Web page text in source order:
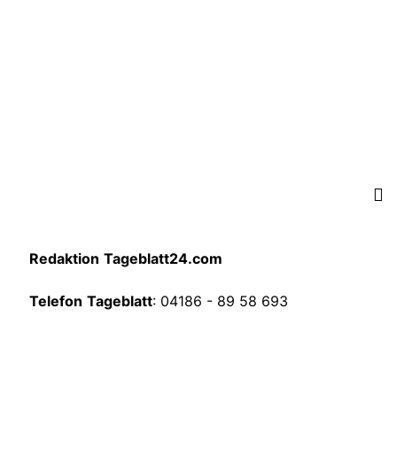
Redaktion Tageblatt24.com
Telefon Tageblatt: 04186 - 89 58 693